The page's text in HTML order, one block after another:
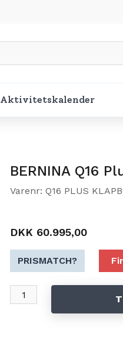
Aktivitetskalender
BERNINA Q16
Varenr: Q16 PLUS
DKK 60.995,00
PRISMATCH?